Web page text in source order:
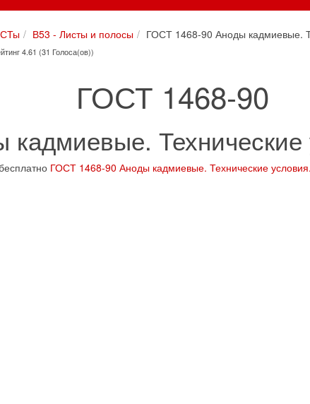
В53 - Листы и полосы ГОСТ 1468-90 Аноды кадмиевые.
4.61 (31 Голоса(ов))
ГОСТ 1468-90
кадмиевые. Технические
ГОСТ 1468-90 Аноды кадмиевые. Технические условия.